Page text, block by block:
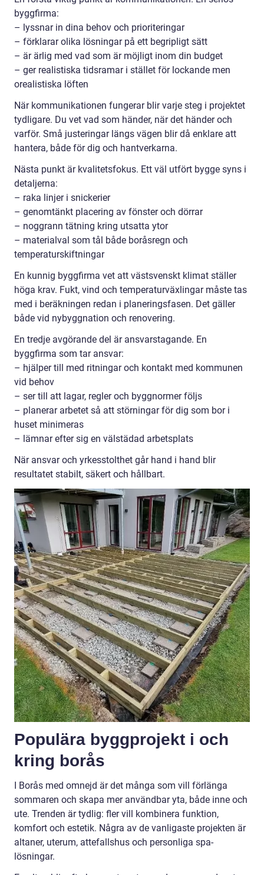
byggfirma:
– lyssnar in dina behov och prioriteringar
– förklarar olika lösningar på ett begripligt sätt
– är ärlig med vad som är möjligt inom din budget
– ger realistiska tidsramar i stället för lockande men
orealistiska löften
När kommunikationen fungerar blir varje steg i projektet
tydligare. Du vet vad som händer, när det händer och
varför. Små justeringar längs vägen blir då enklare att
hantera, både för dig och hantverkarna.
Nästa punkt är kvalitetsfokus. Ett väl utfört bygge syns i
detaljerna:
– raka linjer i snickerier
– genomtänkt placering av fönster och dörrar
– noggrann tätning kring utsatta ytor
– materialval som tål både boråsregn och
temperaturskiftningar
En kunnig byggfirma vet att västsvenskt klimat ställer
höga krav. Fukt, vind och temperaturväxlingar måste tas
med i beräkningen redan i planeringsfasen. Det gäller
både vid nybyggnation och renovering.
En tredje avgörande del är ansvarstagande. En
byggfirma som tar ansvar:
– hjälper till med ritningar och kontakt med kommunen
vid behov
– ser till att lagar, regler och byggnormer följs
– planerar arbetet så att störningar för dig som bor i
huset minimeras
– lämnar efter sig en välstädad arbetsplats
När ansvar och yrkesstolthet går hand i hand blir
resultatet stabilt, säkert och hållbart.
Populära byggprojekt i och
kring borås
I Borås med omnejd är det många som vill förlänga
sommaren och skapa mer användbar yta, både inne och
ute. Trenden är tydlig: fler vill kombinera funktion,
komfort och estetik. Några av de vanligaste projekten är
altaner, uterum, attefallshus och personliga spa-
lösningar.